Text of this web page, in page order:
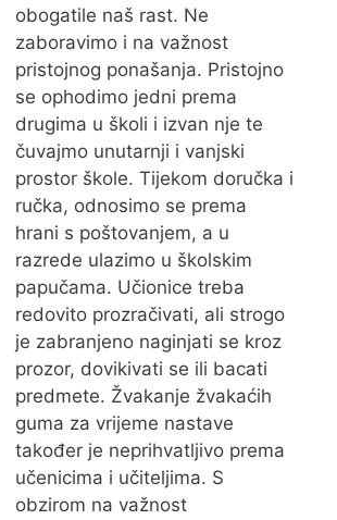
obogatile naš rast. Ne
zaboravimo i na važnost
pristojnog ponašanja. Pristojno
se ophodimo jedni prema
drugima u školi i izvan nje te
čuvajmo unutarnji i vanjski
prostor škole. Tijekom doručka i
ručka, odnosimo se prema
hrani s poštovanjem, a u
razrede ulazimo u školskim
papučama. Učionice treba
redovito prozračivati, ali strogo
je zabranjeno naginjati se kroz
prozor, dovikivati se ili bacati
predmete. Žvakanje žvakaćih
guma za vrijeme nastave
također je neprihvatljivo prema
učenicima i učiteljima. S
obzirom na važnost